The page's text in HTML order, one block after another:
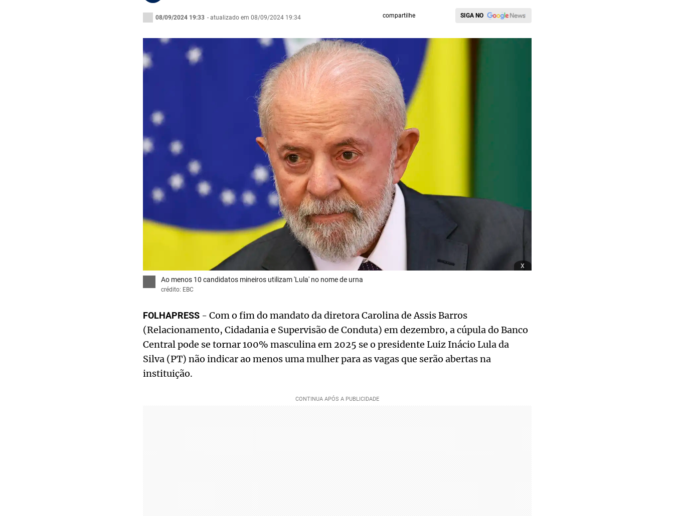
08/09/2024 19:33 - atualizado em 08/09/2024 19:34 compartilhe SIGA NO
x
Ao menos 10 candidatos mineiros utilizam 'Lula' no nome de urna
crédito: EBC
FOLHAPRESS- Com o fim do mandato da diretora Carolina de Assis Barros
(Relacionamento, Cidadania e Supervisão de Conduta) em dezembro, a cúpula do Banco
Central pode se tornar 100% masculina em 2025 se o presidente Luiz Inácio Lula da
Silva (PT) não indicar ao menos uma mulher para as vagas que serão abertas na
instituição.